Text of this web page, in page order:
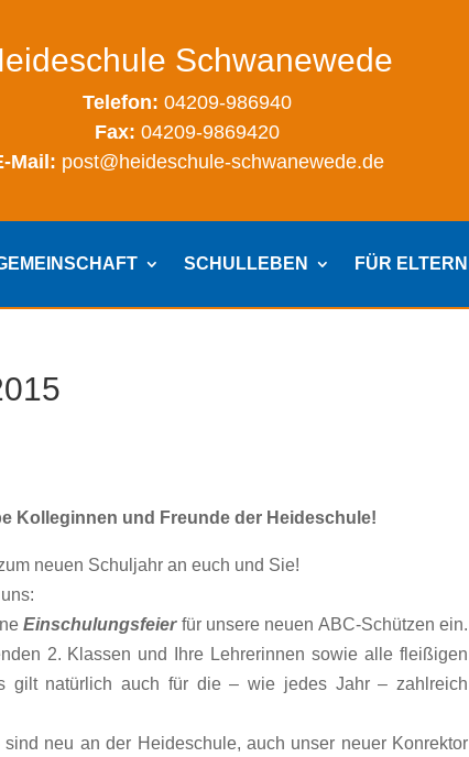
Schwanewede
Telefon: 04209-986940
Fax: 04209-9869420
Mail: post@heideschule-schwanewede.de
SCHULLEBEN FÜR ELTERN
Kolleginnen und Freunde der Heideschule!
neuen Schuljahr an euch und Sie!
Einschulungsfeierfür unsere neuen ABC-Schützen ein.
2. Klassen und Ihre Lehrerinnen sowie alle fleißigen
gilt natürlich auch für die – wie jedes Jahr – zahlreich
neu an der Heideschule, auch unser neuer Konrektor